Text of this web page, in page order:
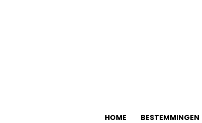
HOME BESTEMMINGEN